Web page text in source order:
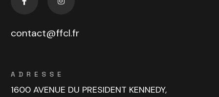
contact@ffcl.fr
ADRESSE
1600 AVENUE DU PRESIDENT KENNEDY,